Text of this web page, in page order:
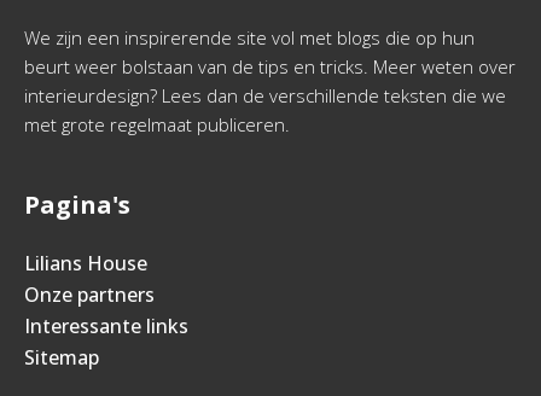
We zijn een inspirerende site vol met blogs die op hun
beurt weer bolstaan van de tips en tricks. Meer weten over
interieurdesign? Lees dan de verschillende teksten die we
met grote regelmaat publiceren.
Pagina's
Lilians House
Onze partners
Interessante links
Sitemap